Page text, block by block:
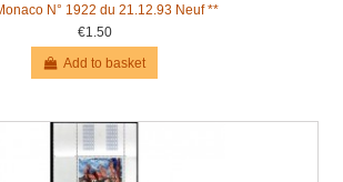
N° 1922 du 21.12.93 Neuf **
€1.50
Add to basket